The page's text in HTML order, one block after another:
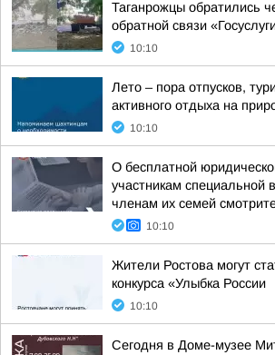
Таганрожцы обратились
обратной связи
10:10
Лето – пора отпусков,
активного отдыха на
10:10
О бесплатной
участникам специальной
членам их семей
10:10
Жители Ростова могут
конкурса «Улыбка России
10:10
Сегодня в Доме-музее